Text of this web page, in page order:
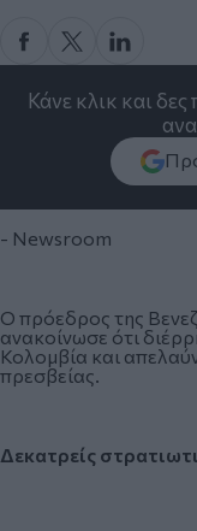
Κάνε κλικ και
- Newsroom
Ο πρόεδρος της
ανακοίνωσε ότι
Κολομβία και
πρεσβείας.
Δεκατρείς